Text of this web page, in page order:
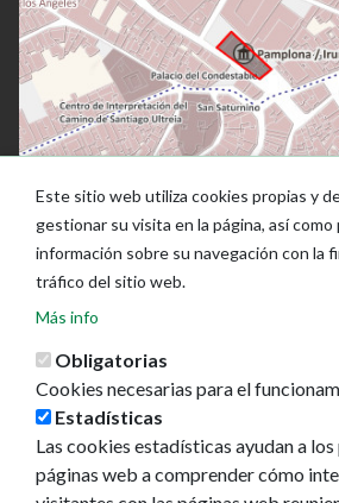
Ayuntamiento de Pamplona
Plaza Consistorial, s/n
Este sitio web utiliza cookies propias y
gestionar su visita en la página, así
información sobre su navegación con la
tráfico del sitio web.
Más info
Obligatorias
Cookies necesarias para el
Estadísticas
Las cookies estadísticas ayudan a
páginas web a comprender cómo